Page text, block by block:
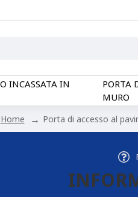
INCASSATA IN
PORTA
MURO
Home Porta di accesso al